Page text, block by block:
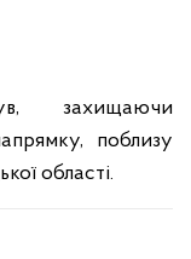
захищаючи
поблизу
області.